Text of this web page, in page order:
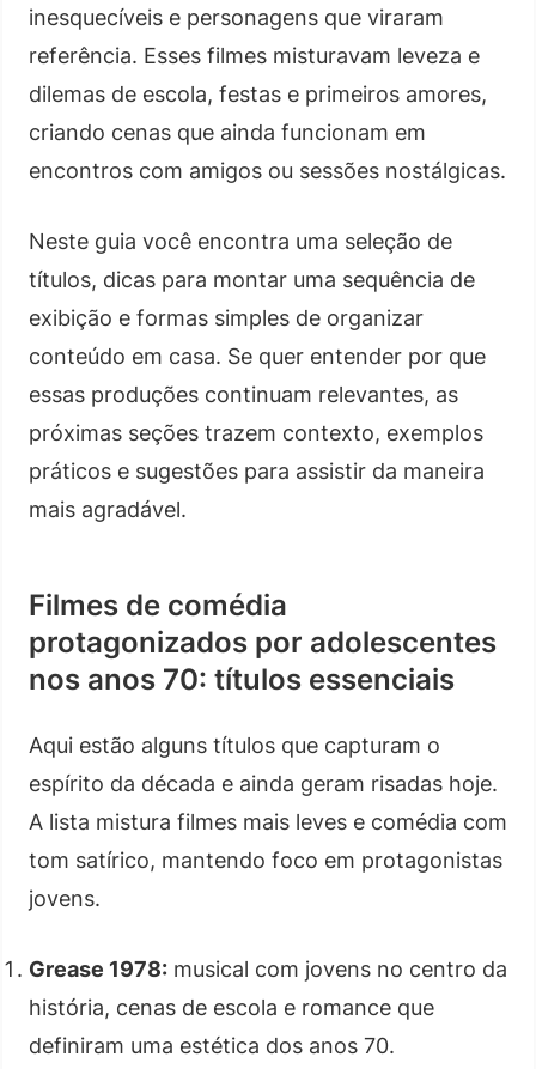
inesquecíveis e personagens que viraram
referência. Esses filmes misturavam leveza e
dilemas de escola, festas e primeiros amores,
criando cenas que ainda funcionam em
encontros com amigos ou sessões nostálgicas.
Neste guia você encontra uma seleção de
títulos, dicas para montar uma sequência de
exibição e formas simples de organizar
conteúdo em casa. Se quer entender por que
essas produções continuam relevantes, as
próximas seções trazem contexto, exemplos
práticos e sugestões para assistir da maneira
mais agradável.
Filmes de comédia
protagonizados por adolescentes
nos anos 70: títulos essenciais
Aqui estão alguns títulos que capturam o
espírito da década e ainda geram risadas hoje.
A lista mistura filmes mais leves e comédia com
tom satírico, mantendo foco em protagonistas
jovens.
Grease 1978: musical com jovens no centro da
história, cenas de escola e romance que
definiram uma estética dos anos 70.